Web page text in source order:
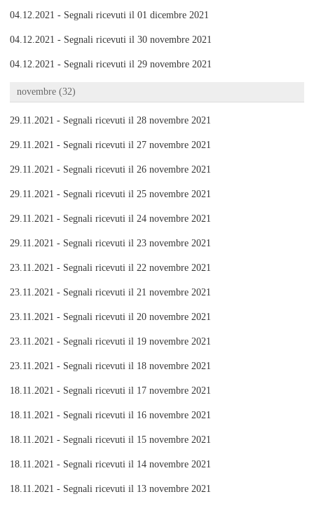
04.12.2021 - Segnali ricevuti il 01 dicembre 2021
04.12.2021 - Segnali ricevuti il 30 novembre 2021
04.12.2021 - Segnali ricevuti il 29 novembre 2021
novembre (32)
29.11.2021 - Segnali ricevuti il 28 novembre 2021
29.11.2021 - Segnali ricevuti il 27 novembre 2021
29.11.2021 - Segnali ricevuti il 26 novembre 2021
29.11.2021 - Segnali ricevuti il 25 novembre 2021
29.11.2021 - Segnali ricevuti il 24 novembre 2021
29.11.2021 - Segnali ricevuti il 23 novembre 2021
23.11.2021 - Segnali ricevuti il 22 novembre 2021
23.11.2021 - Segnali ricevuti il 21 novembre 2021
23.11.2021 - Segnali ricevuti il 20 novembre 2021
23.11.2021 - Segnali ricevuti il 19 novembre 2021
23.11.2021 - Segnali ricevuti il 18 novembre 2021
18.11.2021 - Segnali ricevuti il 17 novembre 2021
18.11.2021 - Segnali ricevuti il 16 novembre 2021
18.11.2021 - Segnali ricevuti il 15 novembre 2021
18.11.2021 - Segnali ricevuti il 14 novembre 2021
18.11.2021 - Segnali ricevuti il 13 novembre 2021